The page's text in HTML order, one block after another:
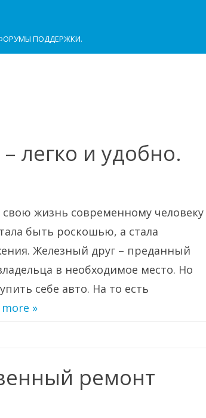
ПОДДЕРЖКИ.
легко и удобно.
жизнь современному человеку
быть роскошью, а стала
Железный друг – преданный
в необходимое место. Но
себе авто. На то есть
more »
ремонт